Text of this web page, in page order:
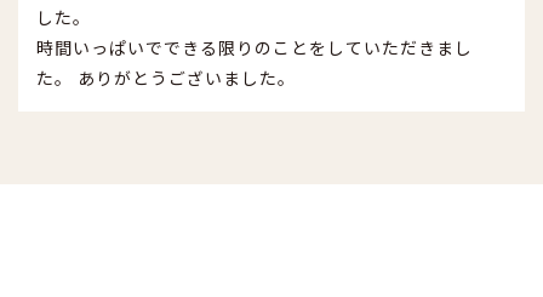
した。
時間いっぱいでできる限りのことをしていただきまし
た。 ありがとうございました。